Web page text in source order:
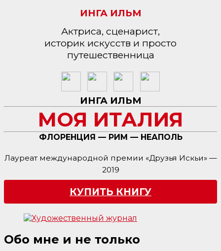
ИНГА ИЛЬМ
Актриса, сценарист,
историк искусств и просто
путешественница
ИНГА ИЛЬМ
МОЯ ИТАЛИЯ
ФЛОРЕНЦИЯ — РИМ — НЕАПОЛЬ
Лауреат международной премии «Друзья Искьи» —
2019
КУПИТЬ КНИГУ
Обо мне и не только